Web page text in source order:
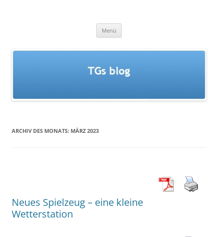
Menü
ARCHIV DES MONATS: MÄRZ 2023
Neues Spielzeug – eine kleine
Wetterstation